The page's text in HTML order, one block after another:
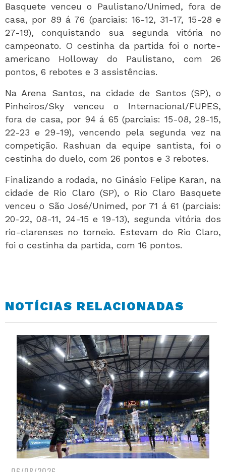
Basquete venceu o Paulistano/Unimed, fora de
casa, por 89 á 76 (parciais: 16-12, 31-17, 15-28 e
27-19), conquistando sua segunda vitória no
campeonato. O cestinha da partida foi o norte-
americano Holloway do Paulistano, com 26
pontos, 6 rebotes e 3 assistências.
Na Arena Santos, na cidade de Santos (SP), o
Pinheiros/Sky venceu o Internacional/FUPES,
fora de casa, por 94 á 65 (parciais: 15-08, 28-15,
22-23 e 29-19), vencendo pela segunda vez na
competição. Rashuan da equipe santista, foi o
cestinha do duelo, com 26 pontos e 3 rebotes.
Finalizando a rodada, no Ginásio Felipe Karan, na
cidade de Rio Claro (SP), o Rio Claro Basquete
venceu o São José/Unimed, por 71 á 61 (parciais:
20-22, 08-11, 24-15 e 19-13), segunda vitória dos
rio-clarenses no torneio. Estevam do Rio Claro,
foi o cestinha da partida, com 16 pontos.
NOTÍCIAS RELACIONADAS